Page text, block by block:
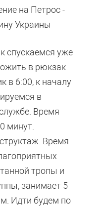
на Петрос -
Украины
спускаемся уже
в рюкзак
в 6:00, к началу
в
Время
минут.
Время
тропы и
занимает 5
Идти будем по